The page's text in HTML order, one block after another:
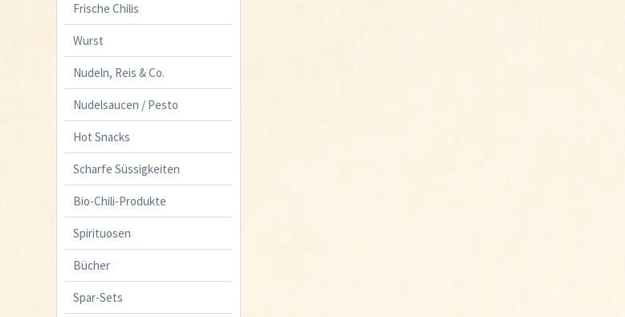
Frische Chilis
Wurst
Nudeln, Reis & Co.
Nudelsaucen / Pesto
Hot Snacks
Scharfe Süssigkeiten
Bio-Chili-Produkte
Spirituosen
Bücher
Spar-Sets